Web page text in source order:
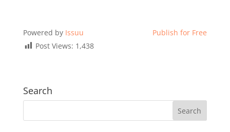
Powered by Issuu
Publish for Free
Post Views: 1,438
Search